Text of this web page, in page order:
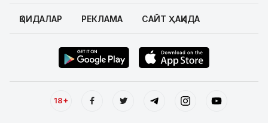
ҚОИДАЛАР РЕКЛАМА САЙТ ҲАҚИДА
18+